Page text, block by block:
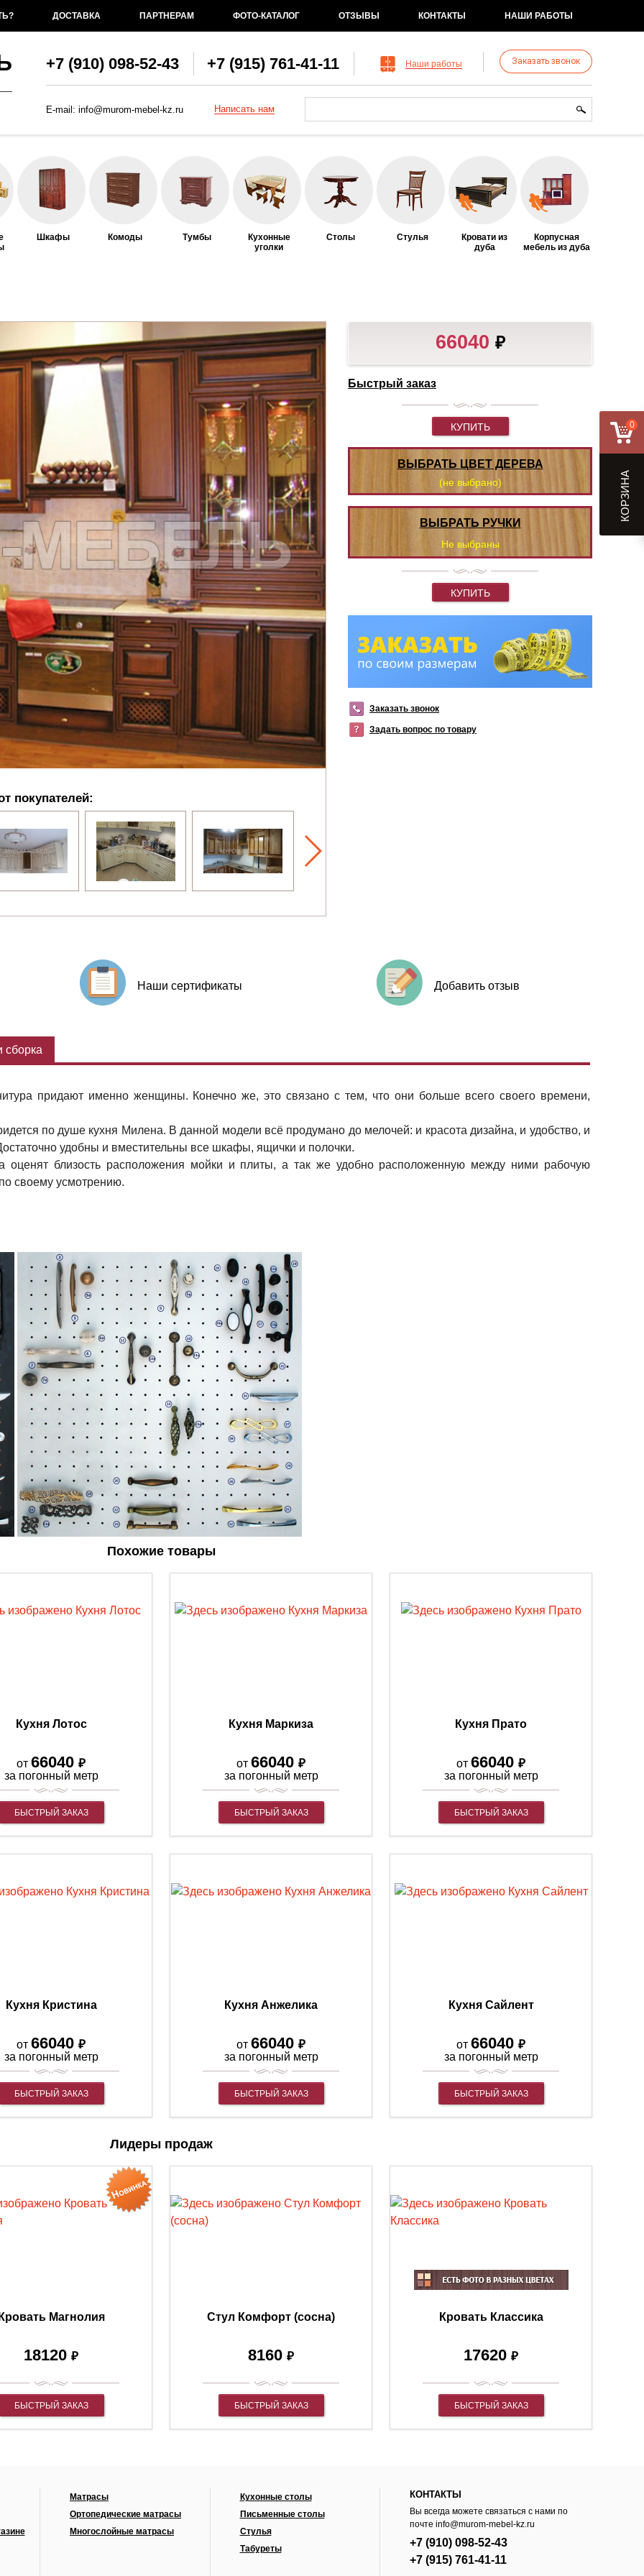
ДОСТАВКА ПАРТНЕРАМ ФОТО-КАТАЛОГ ОТЗЫВЫ КОНТАКТЫ НАШИ РАБОТЫ
+7 (910) 098-52-43 +7 (915) 761-41-11 Наши работы Заказать звонок
E-mail: info@murom-mebel-kz.ru Написать нам
Шкафы Комоды Тумбы
Кухонные
уголки
Столы Стулья
Кровати из
дуба
Корпусная
мебель из дуба
покупателей:
66040 ₽
Быстрый заказ
КУПИТЬ
ВЫБРАТЬ ЦВЕТ ДЕРЕВА
(не выбрано)
ВЫБРАТЬ РУЧКИ
Не выбраны
КУПИТЬ
Заказать звонок
Задать вопрос по товару
Наши сертификаты Добавить отзыв
придают именно женщины. Конечно же, это связано с тем, что они больше всего своего времени,
по душе кухня Милена. В данной модели всё продумано до мелочей: и красота дизайна, и удобство, и
удобны и вместительны все шкафы, ящички и полочки.
оценят близость расположения мойки и плиты, а так же удобно расположенную между ними рабочую
своему усмотрению.
Похожие товары
Кухня Лотос
от 66040 ₽
за погонный метр
БЫСТРЫЙ ЗАКАЗ
Кухня Маркиза
от 66040 ₽
за погонный метр
БЫСТРЫЙ ЗАКАЗ
Кухня Прато
от 66040 ₽
за погонный метр
БЫСТРЫЙ ЗАКАЗ
Кухня Кристина
от 66040 ₽
за погонный метр
БЫСТРЫЙ ЗАКАЗ
Кухня Анжелика
от 66040 ₽
за погонный метр
БЫСТРЫЙ ЗАКАЗ
Кухня Сайлент
от 66040 ₽
за погонный метр
БЫСТРЫЙ ЗАКАЗ
Лидеры продаж
Магнолия
18120 ₽
БЫСТРЫЙ ЗАКАЗ
Стул Комфорт (сосна)
8160 ₽
БЫСТРЫЙ ЗАКАЗ
Кровать Классика
17620 ₽
БЫСТРЫЙ ЗАКАЗ
Матрасы
Ортопедические матрасы
Многослойные матрасы
Кухонные столы
Письменные столы
Стулья
Табуреты
КОНТАКТЫ
Вы всегда можете связаться с нами по
почте info@murom-mebel-kz.ru
+7 (910) 098-52-43
+7 (915) 761-41-11
0
КОРЗИНА